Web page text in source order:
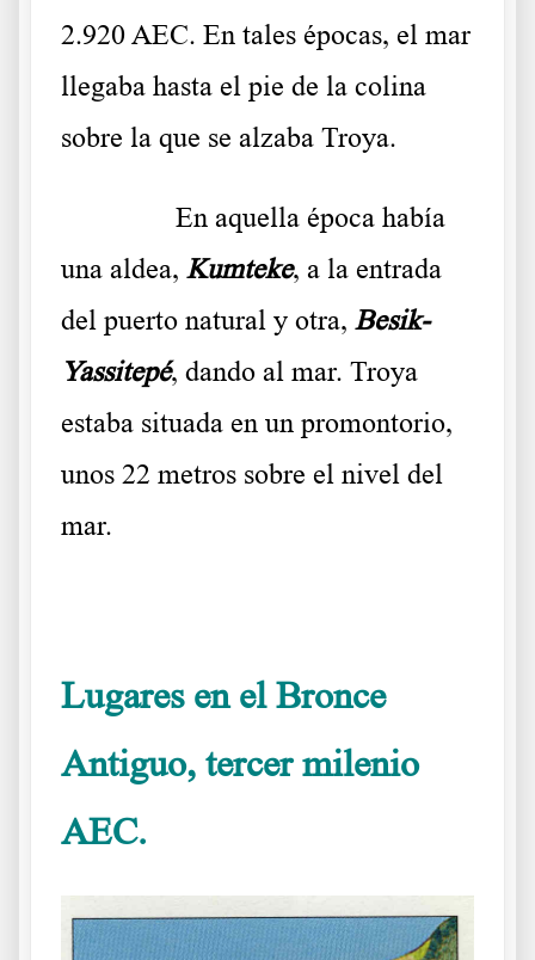
2.920 AEC. En tales épocas, el mar
llegaba hasta el pie de la colina
sobre la que se alzaba Troya.
En aquella época había
una aldea, Kumteke, a la entrada
del puerto natural y otra, Besik-
Yassitepé, dando al mar. Troya
estaba situada en un promontorio,
unos 22 metros sobre el nivel del
mar.
Lugares en el Bronce
Antiguo, tercer milenio
AEC.